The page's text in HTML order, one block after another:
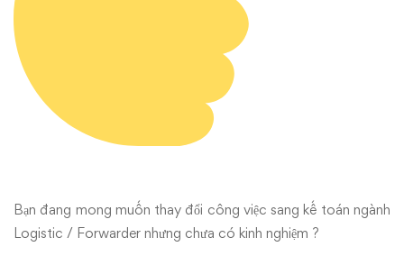
Bạn đang mong muốn thay đổi công việc sang kế toán ngành
Logistic / Forwarder nhưng chưa có kinh nghiệm ?